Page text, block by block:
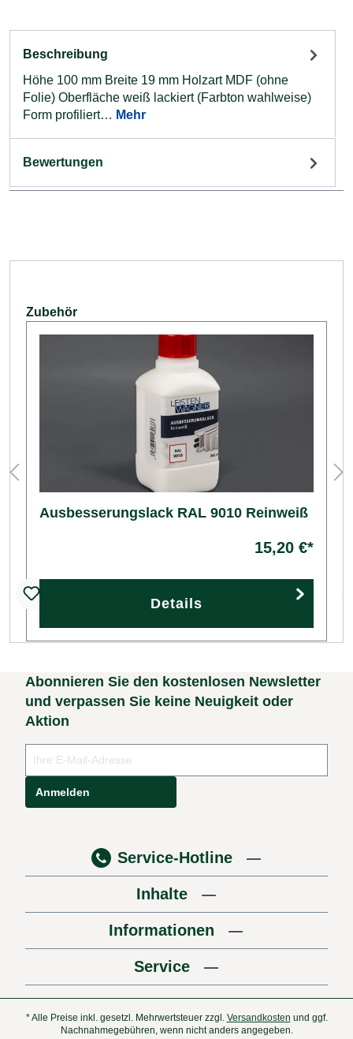
Beschreibung
Höhe 100 mm Breite 19 mm Holzart MDF (ohne
Folie) Oberfläche weiß lackiert (Farbton wahlweise)
Form profiliert… Mehr
Bewertungen
Produktgalerie überspringen
Zubehör
Ausbesserungslack RAL 9010 Reinweiß
15,20 €*
Details
Abonnieren Sie den kostenlosen Newsletter
und verpassen Sie keine Neuigkeit oder
Aktion
Anmelden
Service-Hotline
Inhalte
Informationen
Service
* Alle Preise inkl. gesetzl. Mehrwertsteuer zzgl. Versandkosten und ggf.
Nachnahmegebühren, wenn nicht anders angegeben.